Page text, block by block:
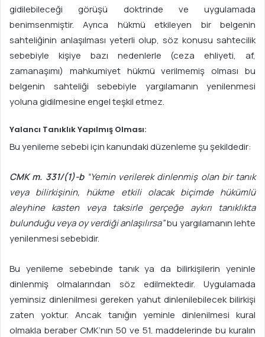
gidilebileceği görüşü doktrinde ve uygulamada
benimsenmiştir. Ayrıca hükmü etkileyen bir belgenin
sahteliğinin anlaşılması yeterli olup, söz konusu sahtecilik
sebebiyle kişiye bazı nedenlerle (ceza ehliyeti, af,
zamanaşımı) mahkumiyet hükmü verilmemiş olması bu
belgenin sahteliği sebebiyle yargılamanın yenilenmesi
yoluna gidilmesine engel teşkil etmez.
Yalancı Tanıklık Yapılmış Olması:
Bu yenileme sebebi için kanundaki düzenleme şu şekildedir:
CMK m. 331/(1)-b “Yemin verilerek dinlenmiş olan bir tanık
veya bilirkişinin, hükme etkili olacak biçimde hükümlü
aleyhine kasten veya taksirle gerçeğe aykırı tanıklıkta
bulunduğu veya oy verdiği anlaşılırsa”bu yargılamanın lehte
yenilenmesi sebebidir.
Bu yenileme sebebinde tanık ya da bilirkişilerin yeninle
dinlenmiş olmalarından söz edilmektedir. Uygulamada
yeminsiz dinlenilmesi gereken yahut dinlenilebilecek bilirkişi
zaten yoktur. Ancak tanığın yeminle dinlenilmesi kural
olmakla beraber CMK’nın 50 ve 51. maddelerinde bu kuralın